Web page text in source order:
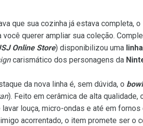
que sua cozinha já estava completa, o
você querer ampliar sua coleção.
Online Store) disponibilizou uma
carismático dos personagens da
da nova linha é, sem dúvida, o bowl
). Feito em cerâmica de alta
louça, micro-ondas e até em
acorrentado, o item promete ser o